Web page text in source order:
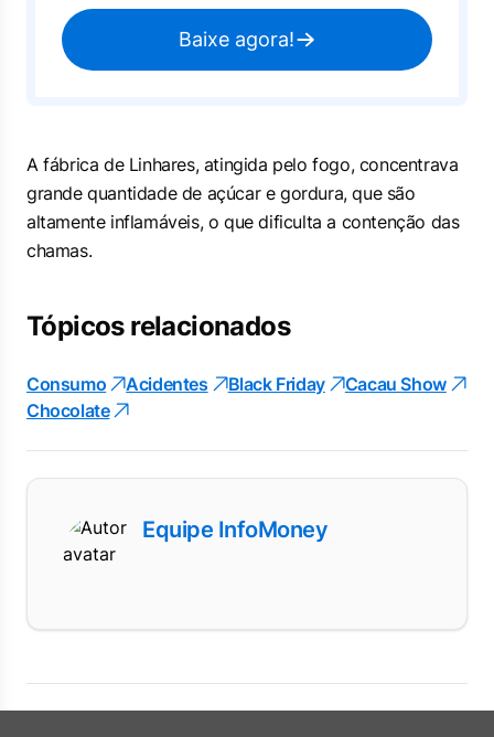
Baixe agora!
A fábrica de Linhares, atingida pelo fogo, concentrava
grande quantidade de açúcar e gordura, que são
altamente inflamáveis, o que dificulta a contenção das
chamas.
Tópicos relacionados
Consumo Acidentes Black Friday
Cacau Show
Chocolate
Equipe InfoMoney